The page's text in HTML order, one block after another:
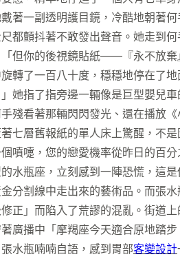
著一副透明護目鏡，冷酷地朝著
都顫抖著不敢發出聲音。她走到
但你的後視鏡貼紙——『永不放
轉了一百八十度，穩穩地停在
她指了指旁邊一輛像是巨型嬰兒
殘看著那輛閃閃發光、還在播放
七層舊報紙的單人床上驚醒，不
噴嚏，您的戀愛機率從昨日的百
水瓶座，立刻感到一陣恐慌，這
分割線中走出來的藝術品。而張
正」而陷入了荒謬的混亂。街道
廣播中「摩羯座今天適合原地踏
水瓶喃喃自語，感到胃部客變設計